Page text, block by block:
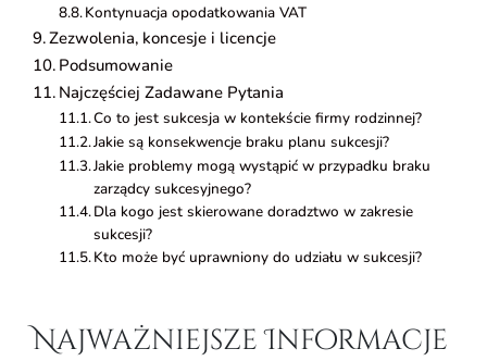
Kontynuacja opodatkowania VAT
Zezwolenia, koncesje i licencje
Podsumowanie
Najczęściej Zadawane Pytania
Co to jest sukcesja w kontekście firmy rodzinnej?
Jakie są konsekwencje braku planu sukcesji?
Jakie problemy mogą wystąpić w przypadku braku
zarządcy sukcesyjnego?
Dla kogo jest skierowane doradztwo w zakresie
sukcesji?
Kto może być uprawniony do udziału w sukcesji?
Najważniejsze Informacje